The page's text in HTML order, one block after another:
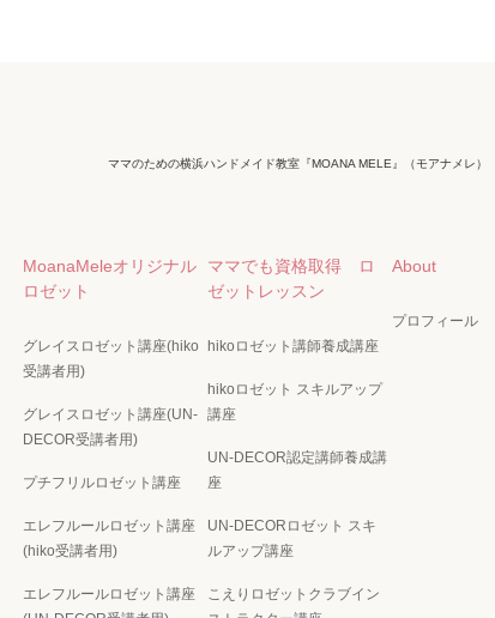
ママのための横浜ハンドメイド教室『MOANA MELE』（モアナメレ）
MoanaMeleオリジナル
ロゼット
グレイスロゼット講座(hiko
受講者用)
グレイスロゼット講座(UN-
DECOR受講者用)
プチフリルロゼット講座
エレフルールロゼット講座
(hiko受講者用)
エレフルールロゼット講座
ママでも資格取得 ロ
ゼットレッスン
hikoロゼット講師養成講座
hikoロゼット スキルアップ
講座
UN-DECOR認定講師養成講
座
UN-DECORロゼット スキ
ルアップ講座
こえりロゼットクラブイン
About
プロフィール